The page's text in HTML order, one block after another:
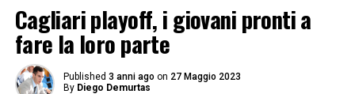
Cagliari playoff, i giovani pronti a
fare la loro parte
Published 3 anni ago on 27 Maggio 2023
By Diego Demurtas